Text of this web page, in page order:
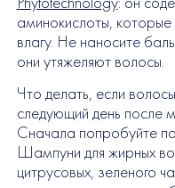
аминокислоты,
влагу. Не наносите
они утяжеляют волосы.
Что делать, если
следующий день после
Сначала попробуйте
Шампуни для жирных
цитрусовых, зеленого